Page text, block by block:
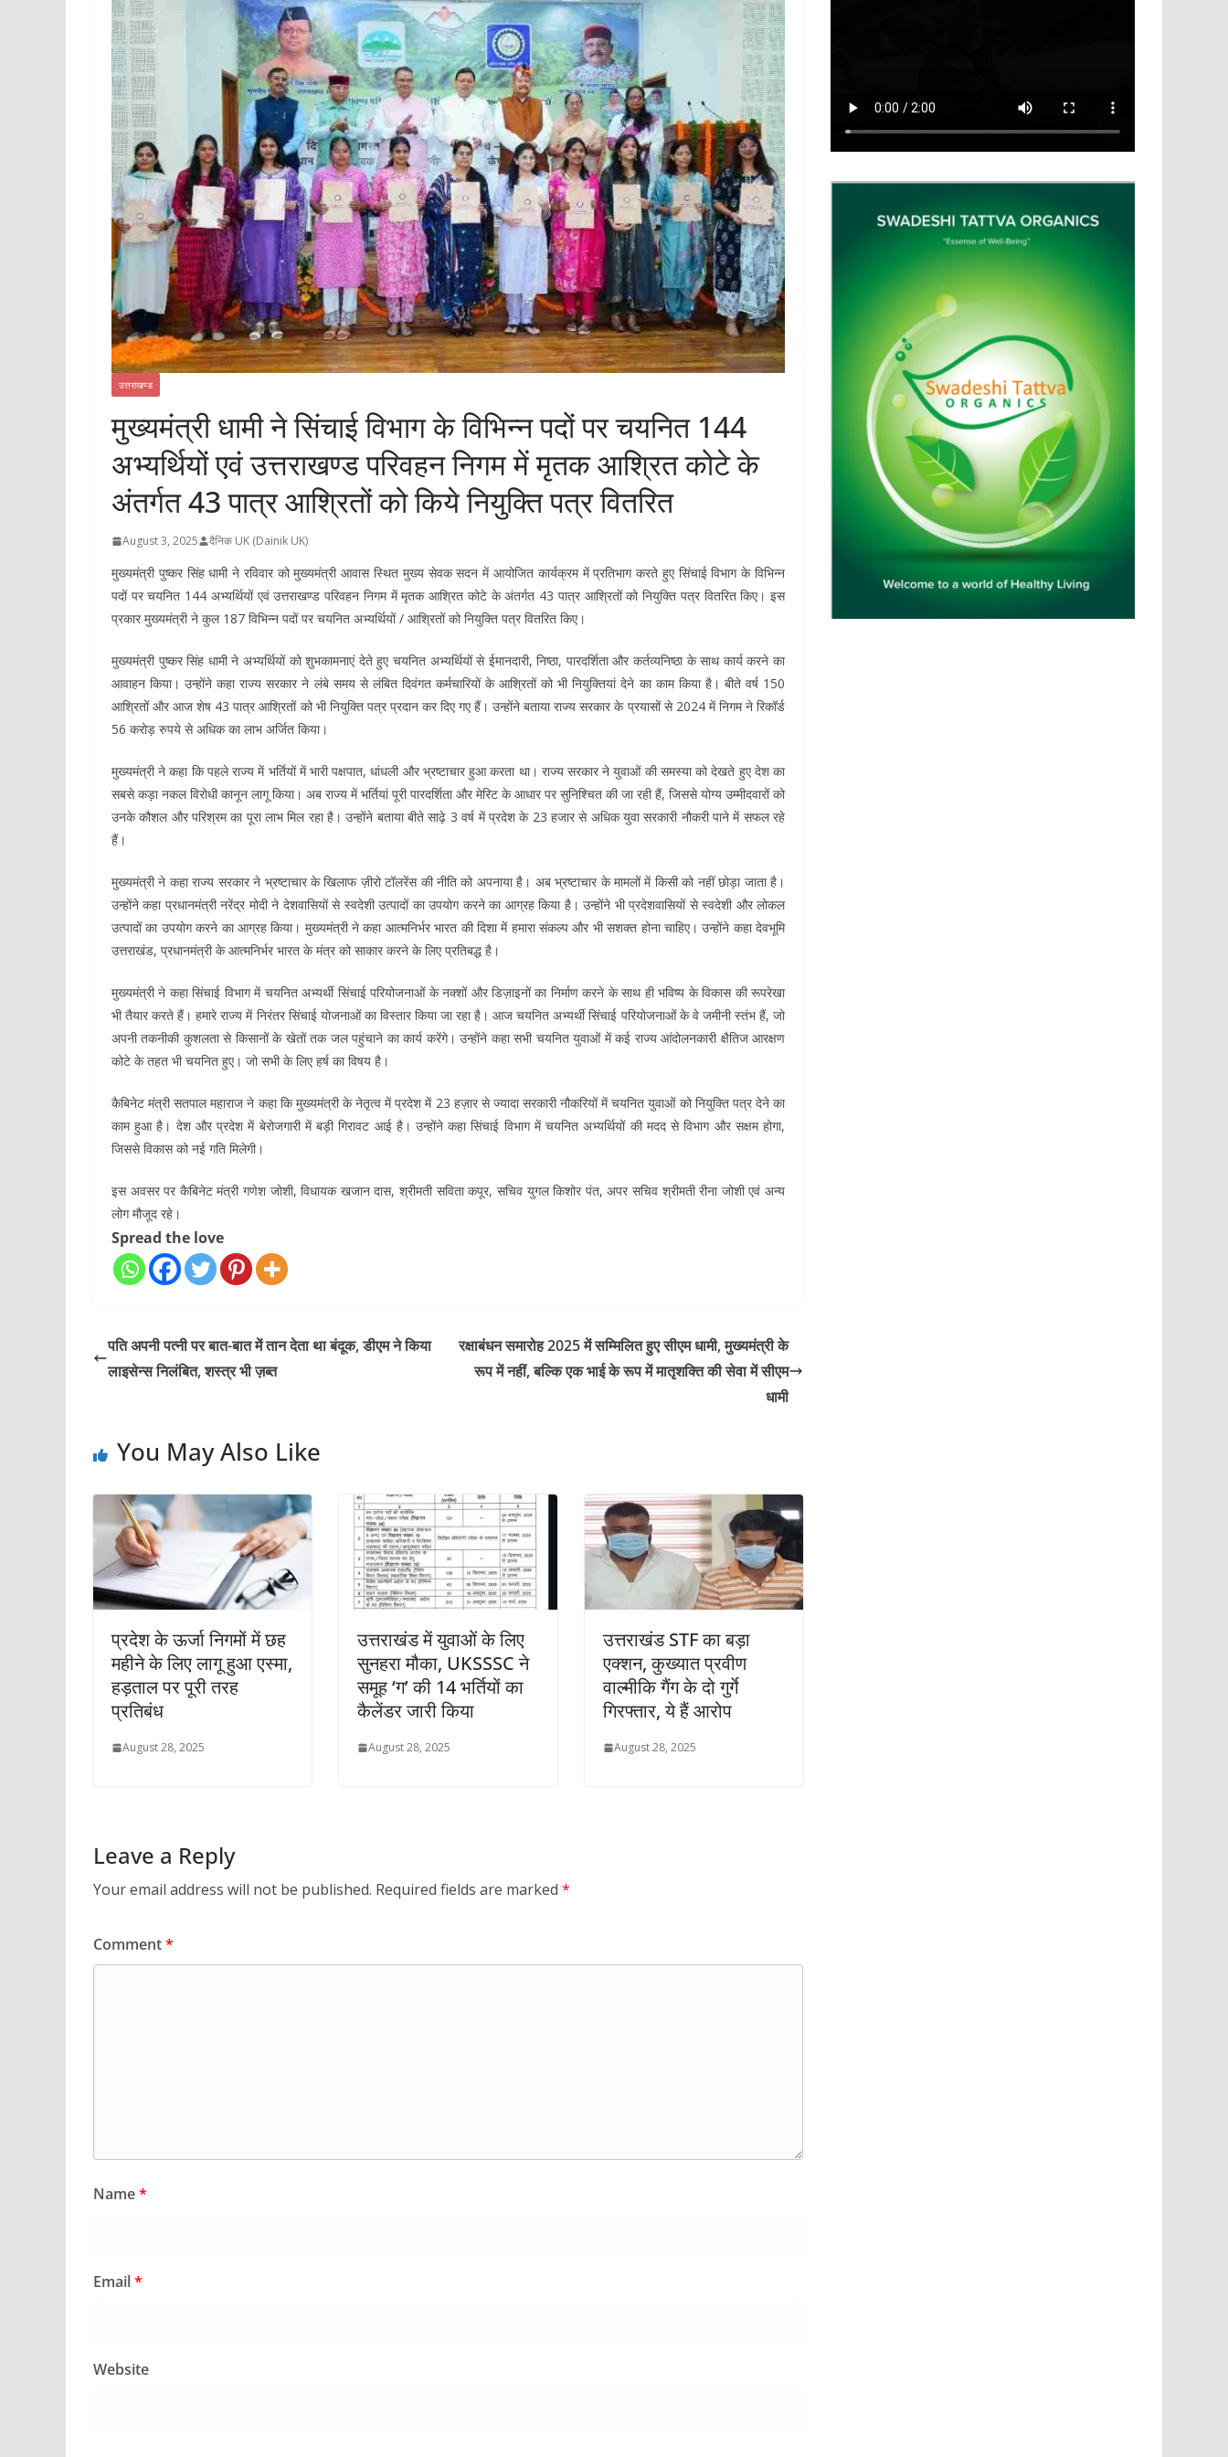
उत्तराखण्ड
मुख्यमंत्री धामी ने सिंचाई विभाग के विभिन्न पदों पर चयनित 144
अभ्यर्थियों एवं उत्तराखण्ड परिवहन निगम में मृतक आश्रित कोटे के
अंतर्गत 43 पात्र आश्रितों को किये नियुक्ति पत्र वितरित
August 3, 2025 दैनिक UK (Dainik UK)
मुख्यमंत्री पुष्कर सिंह धामी ने रविवार को मुख्यमंत्री आवास स्थित मुख्य सेवक सदन में आयोजित कार्यक्रम में प्रतिभाग करते हुए सिंचाई विभाग के विभिन्न
पदों पर चयनित 144 अभ्यर्थियों एवं उत्तराखण्ड परिवहन निगम में मृतक आश्रित कोटे के अंतर्गत 43 पात्र आश्रितों को नियुक्ति पत्र वितरित किए। इस
प्रकार मुख्यमंत्री ने कुल 187 विभिन्न पदों पर चयनित अभ्यर्थियों / आश्रितों को नियुक्ति पत्र वितरित किए।
मुख्यमंत्री पुष्कर सिंह धामी ने अभ्यर्थियों को शुभकामनाएं देते हुए चयनित अभ्यर्थियों से ईमानदारी, निष्ठा, पारदर्शिता और कर्तव्यनिष्ठा के साथ कार्य करने का
आवाहन किया। उन्होंने कहा राज्य सरकार ने लंबे समय से लंबित दिवंगत कर्मचारियों के आश्रितों को भी नियुक्तियां देने का काम किया है। बीते वर्ष 150
आश्रितों और आज शेष 43 पात्र आश्रितों को भी नियुक्ति पत्र प्रदान कर दिए गए हैं। उन्होंने बताया राज्य सरकार के प्रयासों से 2024 में निगम ने रिकॉर्ड
56 करोड़ रुपये से अधिक का लाभ अर्जित किया।
मुख्यमंत्री ने कहा कि पहले राज्य में भर्तियों में भारी पक्षपात, धांधली और भ्रष्टाचार हुआ करता था। राज्य सरकार ने युवाओं की समस्या को देखते हुए देश का
सबसे कड़ा नकल विरोधी कानून लागू किया। अब राज्य में भर्तियां पूरी पारदर्शिता और मेरिट के आधार पर सुनिश्चित की जा रही हैं, जिससे योग्य उम्मीदवारों को
उनके कौशल और परिश्रम का पूरा लाभ मिल रहा है। उन्होंने बताया बीते साढ़े 3 वर्ष में प्रदेश के 23 हजार से अधिक युवा सरकारी नौकरी पाने में सफल रहे
हैं।
मुख्यमंत्री ने कहा राज्य सरकार ने भ्रष्टाचार के खिलाफ ज़ीरो टॉलरेंस की नीति को अपनाया है। अब भ्रष्टाचार के मामलों में किसी को नहीं छोड़ा जाता है।
उन्होंने कहा प्रधानमंत्री नरेंद्र मोदी ने देशवासियों से स्वदेशी उत्पादों का उपयोग करने का आग्रह किया है। उन्होंने भी प्रदेशवासियों से स्वदेशी और लोकल
उत्पादों का उपयोग करने का आग्रह किया। मुख्यमंत्री ने कहा आत्मनिर्भर भारत की दिशा में हमारा संकल्प और भी सशक्त होना चाहिए। उन्होंने कहा देवभूमि
उत्तराखंड, प्रधानमंत्री के आत्मनिर्भर भारत के मंत्र को साकार करने के लिए प्रतिबद्ध है।
मुख्यमंत्री ने कहा सिंचाई विभाग में चयनित अभ्यर्थी सिंचाई परियोजनाओं के नक्शों और डिज़ाइनों का निर्माण करने के साथ ही भविष्य के विकास की रूपरेखा
भी तैयार करते हैं। हमारे राज्य में निरंतर सिंचाई योजनाओं का विस्तार किया जा रहा है। आज चयनित अभ्यर्थी सिंचाई परियोजनाओं के वे जमीनी स्तंभ हैं, जो
अपनी तकनीकी कुशलता से किसानों के खेतों तक जल पहुंचाने का कार्य करेंगे। उन्होंने कहा सभी चयनित युवाओं में कई राज्य आंदोलनकारी क्षैतिज आरक्षण
कोटे के तहत भी चयनित हुए। जो सभी के लिए हर्ष का विषय है।
कैबिनेट मंत्री सतपाल महाराज ने कहा कि मुख्यमंत्री के नेतृत्व में प्रदेश में 23 हज़ार से ज्यादा सरकारी नौकरियों में चयनित युवाओं को नियुक्ति पत्र देने का
काम हुआ है। देश और प्रदेश में बेरोजगारी में बड़ी गिरावट आई है। उन्होंने कहा सिंचाई विभाग में चयनित अभ्यर्थियों की मदद से विभाग और सक्षम होगा,
जिससे विकास को नई गति मिलेगी।
इस अवसर पर कैबिनेट मंत्री गणेश जोशी, विधायक खजान दास, श्रीमती सविता कपूर, सचिव युगल किशोर पंत, अपर सचिव श्रीमती रीना जोशी एवं अन्य
लोग मौजूद रहे।
Spread the love
पति अपनी पत्नी पर बात-बात में तान देता था बंदूक, डीएम ने किया
लाइसेन्स निलंबित, शस्त्र भी ज़ब्त
रक्षाबंधन समारोह 2025 में सम्मिलित हुए सीएम धामी, मुख्यमंत्री के
रूप में नहीं, बल्कि एक भाई के रूप में मातृशक्ति की सेवा में सीएम
धामी
You May Also Like
प्रदेश के ऊर्जा निगमों में छह
महीने के लिए लागू हुआ एस्मा,
हड़ताल पर पूरी तरह
प्रतिबंध
August 28, 2025
उत्तराखंड में युवाओं के लिए
सुनहरा मौका, UKSSSC ने
समूह ‘ग’ की 14 भर्तियों का
कैलेंडर जारी किया
August 28, 2025
उत्तराखंड STF का बड़ा
एक्शन, कुख्यात प्रवीण
वाल्मीकि गैंग के दो गुर्गे
गिरफ्तार, ये हैं आरोप
August 28, 2025
Leave a Reply
Your email address will not be published. Required fields are marked *
Comment*
Name*
Email*
Website